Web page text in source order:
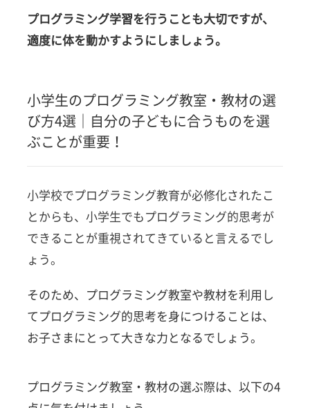
プログラミング学習を行うことも大切ですが、
適度に体を動かすようにしましょう。
小学生のプログラミング教室・教材の選
び方4選｜自分の子どもに合うものを選
ぶことが重要！
小学校でプログラミング教育が必修化されたこ
とからも、小学生でもプログラミング的思考が
できることが重視されてきていると言えるでし
ょう。
そのため、プログラミング教室や教材を利用し
てプログラミング的思考を身につけることは、
お子さまにとって大きな力となるでしょう。
プログラミング教室・教材の選ぶ際は、以下の4